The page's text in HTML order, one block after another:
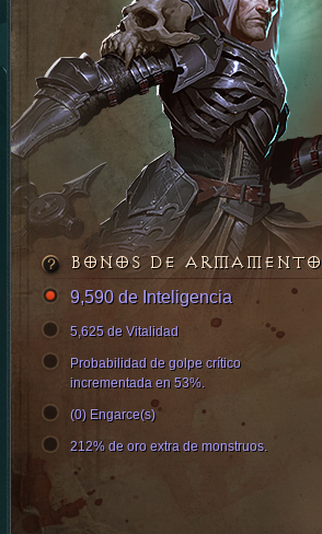
BONOS DE ARMAMENTO
9,590 de Inteligencia
5,625 de Vitalidad
Probabilidad de golpe crítico
incrementada en 53%.
(0) Engarce(s)
212% de oro extra de monstruos.